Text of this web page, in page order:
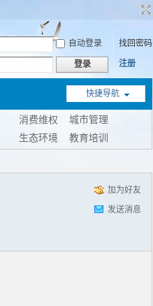
自动登录 找回密码
登录 注册
快捷导航
消费维权
城市管理
生态环境
教育培训
加为好友
发送消息